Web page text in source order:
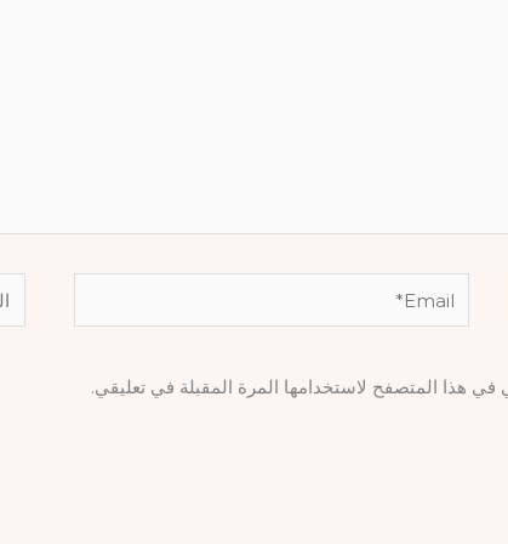
Email*
في هذا المتصفح لاستخدامها المرة المقبلة في تعليقي.